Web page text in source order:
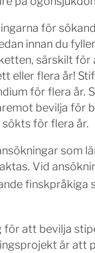
för
innan du
särskilt för
eller flera år!
för flera år.
bevilja för
för flera år.
som
Vid
finskpråkiga
för att bevilja
är att